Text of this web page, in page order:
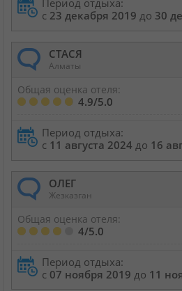
Период отдыха:
с 23 декабря 2019 до 30
СТАСЯ
Алматы
Общая оценка отеля:
4.9/5.0
Период отдыха:
с 11 августа 2024 до 16
ОЛЕГ
Жезказган
Общая оценка отеля:
4/5.0
Период отдыха:
с 07 ноября 2019 до 11